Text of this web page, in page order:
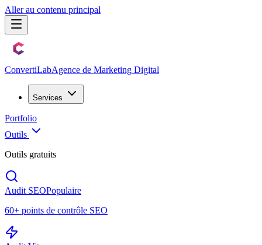
Aller au contenu principal
ConvertiLabAgence de Marketing Digital
Services
Portfolio
Outils
Outils gratuits
Audit SEOPopulaire
60+ points de contrôle SEO